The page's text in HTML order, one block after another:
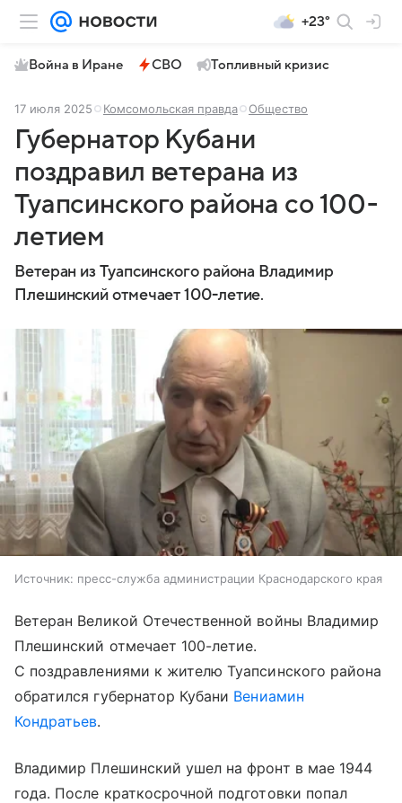
+23°
Война в Иране СВО Топливный кризис
17 июля 2025 Комсомольская правда Общество
Губернатор Кубани
поздравил ветерана из
Туапсинского района со 100-
летием
Ветеран из Туапсинского района Владимир
Плешинский отмечает 100-летие.
Источник: пресс-служба администрации Краснодарского края
Ветеран Великой Отечественной войны Владимир
Плешинский отмечает 100-летие.
С поздравлениями к жителю Туапсинского района
обратился губернатор Кубани Вениамин
Кондратьев.
Владимир Плешинский ушел на фронт в мае 1944
года. После краткосрочной подготовки попал